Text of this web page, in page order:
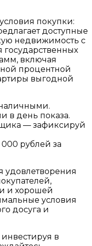
покупки:
доступные
недвижимость с
включая
процентной
выгодной
в день показа.
— зафиксируй
рублей за
удовлетворения
и хорошей
условия
досуга и
в